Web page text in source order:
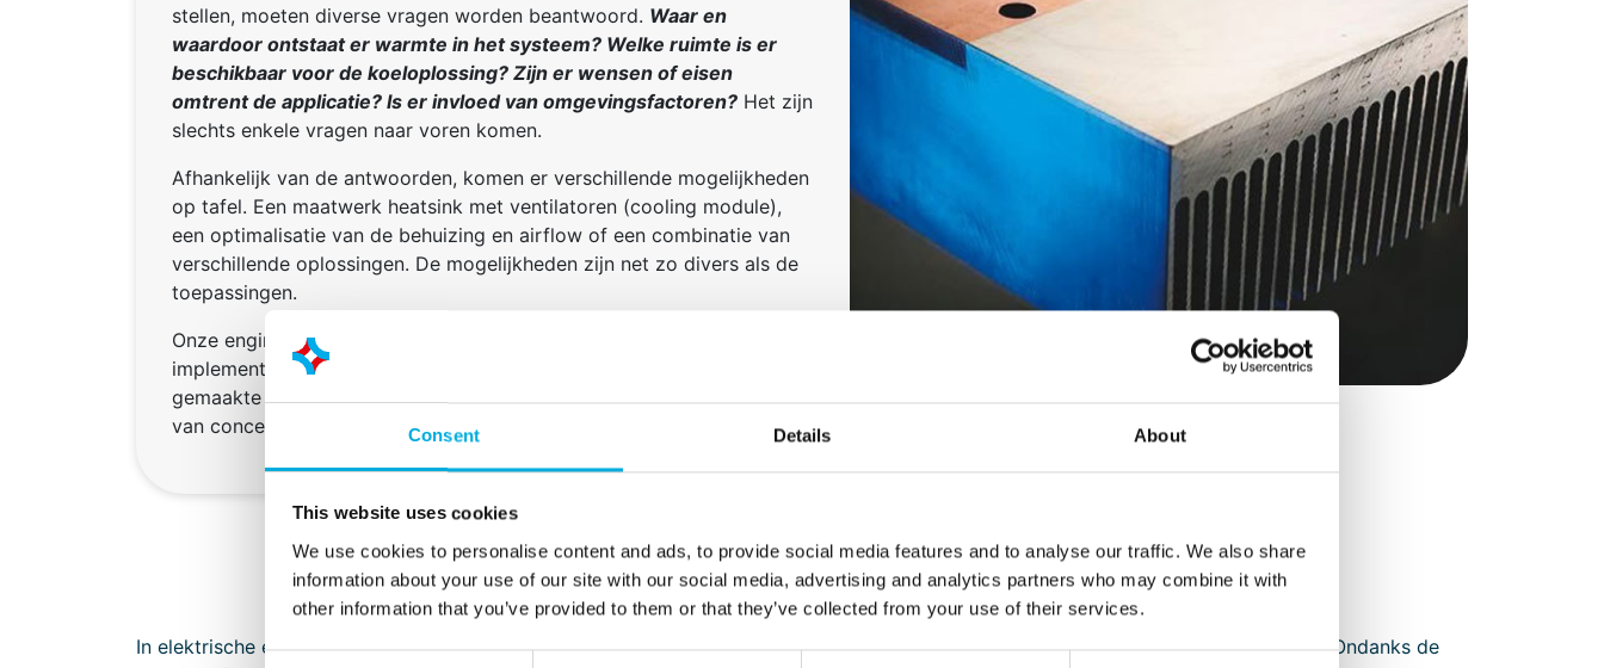
Consent Details About
This website uses cookies
We use cookies to personalise content and ads, to provide social media features and to analyse our traffic. We also share
information about your use of our site with our social media, advertising and analytics partners who may combine it with
other information that you’ve provided to them or that they’ve collected from your use of their services.
stellen, moeten diverse vragen worden beantwoord. Waar en
waardoor ontstaat er warmte in het systeem? Welke ruimte is er
beschikbaar voor de koeloplossing? Zijn er wensen of eisen
omtrent de applicatie? Is er invloed van omgevingsfactoren?Het zijn
slechts enkele vragen naar voren komen.
Afhankelijk van de antwoorden, komen er verschillende mogelijkheden
op tafel. Een maatwerk heatsink met ventilatoren (cooling module),
een optimalisatie van de behuizing en airflow of een combinatie van
verschillende oplossingen. De mogelijkheden zijn net zo divers als de
toepassingen.
Onze engineers denken mee vanaf het eerste ontwerp tot na de
implementatie van een oplossing. Met onze expertise en op maat
gemaakte oplossingen kunnen we helpen bij elke fase van het proces,
van conceptontwikkeling tot implementatie en optimalisatie.
In elektrische en elektronische systemen wordt een deel van het elektronisch vermogen omgezet in warmte (thermisch vermogen). Ondanks de